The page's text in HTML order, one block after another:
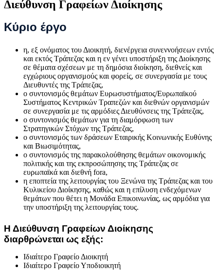
Διεύθυνση Γραφείων Διοίκησης
​​​​​​​​​​​​​​​​​​​​​​​​​​​Κύριο έργο
η, εξ ονόματος του Διοικητή, διενέργεια συνεννοήσεων εντός
και εκτός Τράπεζας και η εν γένει υποστήριξη της Διοίκησης
σε θέματα σχέσεων με τη δημόσια διοίκηση, διεθνείς και
εγχώριους οργανισμούς και φορείς, σε συνεργασία με τους
Διευθυντές της Τράπεζας,
ο συντονισμός θεμάτων Ευρωσυστήματος/Ευρωπαϊκού
Συστήματος Κεντρικών Τραπεζών και διεθνών οργανισμών
σε συνεργασία με τις αρμόδιες Διευθύνσεις της Τράπεζας,
ο συντονισμός θεμάτων για τη διαμόρφωση των
Στρατηγικών Στόχων της Τράπεζας,
ο συντονισμός των δράσεων Εταιρικής Κοινωνικής Ευθύνης
και Βιωσιμότητας,
ο συντονισμός της παρακολούθησης θεμάτων οικονομικής
πολιτικής και της εκπροσώπησης της Τράπεζας σε
ευρωπαϊκά και διεθνή fora,
η εποπτεία της λειτουργίας του Ξενώνα της Τράπεζας και του
Κυλικείου Διοίκησης, καθώς και η επίλυση ενδεχόμενων
θεμάτων που θέτει η Μονάδα Επικοινωνίας, ως αρμόδια για
την υποστήριξη της λειτουργίας τους.
Η Διεύθυνση Γραφείων Διοίκησης
διαρθρώνεται ως εξής:
Ιδιαίτερο Γραφείο Διοικητή
Ιδιαίτερο Γραφείο Υποδιοικητή